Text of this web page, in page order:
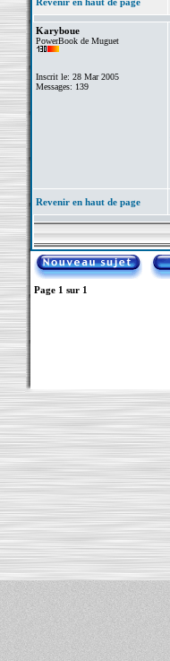
Karyboue
PowerBook de Muguet
Inscrit le: 28 Mar 2005
Messages: 139
Revenir en haut de page
Page 1 sur 1